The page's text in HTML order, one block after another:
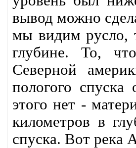
вывод можно
мы видим русло,
глубине. То,
Северной
пологого спуска
этого нет -
километров в
спуска. Вот река